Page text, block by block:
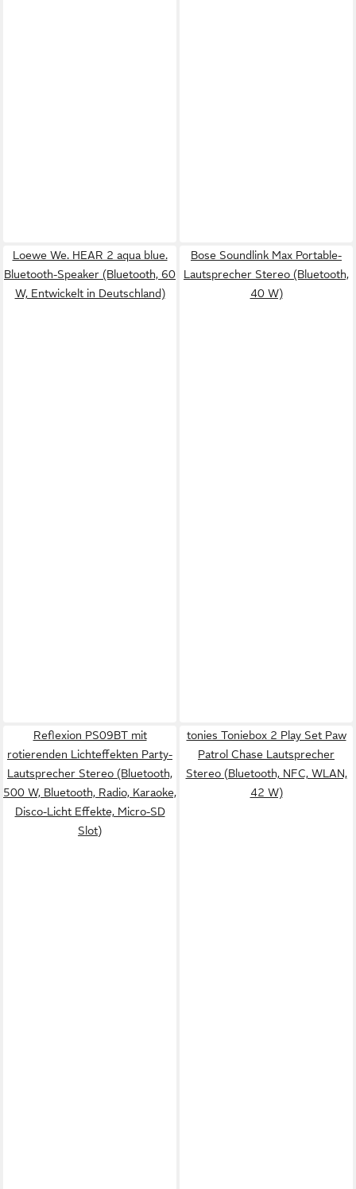
Loewe We. HEAR 2 aqua blue.
Bluetooth-Speaker (Bluetooth, 60
W, Entwickelt in Deutschland)
Bose Soundlink Max Portable-
Lautsprecher Stereo (Bluetooth,
40 W)
Reflexion PS09BT mit
rotierenden Lichteffekten Party-
Lautsprecher Stereo (Bluetooth,
500 W, Bluetooth, Radio, Karaoke,
Disco-Licht Effekte, Micro-SD
Slot)
tonies Toniebox 2 Play Set Paw
Patrol Chase Lautsprecher
Stereo (Bluetooth, NFC, WLAN,
42 W)